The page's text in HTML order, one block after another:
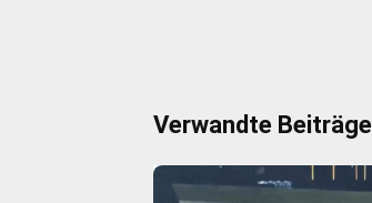
Verwandte Beiträge